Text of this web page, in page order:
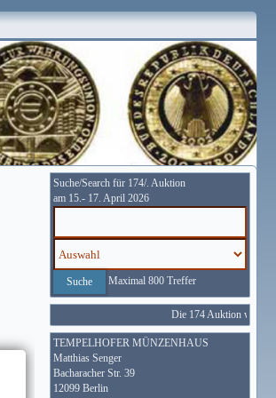
Suche/Search für 174/. Auktion
am 15.- 17. April 2026
Maximal 800 Treffer
Die 174 Auktion wird
TEMPELHOFER MÜNZENHAUS
Matthias Senger
Bacharacher Str. 39
12099 Berlin